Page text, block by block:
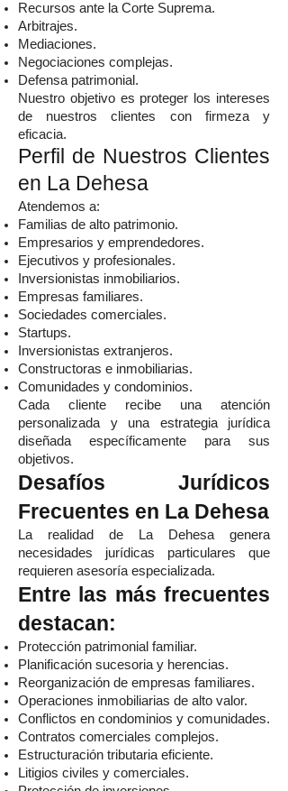
Recursos ante la Corte Suprema.
Arbitrajes.
Mediaciones.
Negociaciones complejas.
Defensa patrimonial.
Nuestro objetivo es proteger los intereses
de nuestros clientes con firmeza y
eficacia.
Perfil de Nuestros Clientes
en La Dehesa
Atendemos a:
Familias de alto patrimonio.
Empresarios y emprendedores.
Ejecutivos y profesionales.
Inversionistas inmobiliarios.
Empresas familiares.
Sociedades comerciales.
Startups.
Inversionistas extranjeros.
Constructoras e inmobiliarias.
Comunidades y condominios.
Cada cliente recibe una atención
personalizada y una estrategia jurídica
diseñada específicamente para sus
objetivos.
Desafíos Jurídicos
Frecuentes en La Dehesa
La realidad de La Dehesa genera
necesidades jurídicas particulares que
requieren asesoría especializada.
Entre las más frecuentes
destacan:
Protección patrimonial familiar.
Planificación sucesoria y herencias.
Reorganización de empresas familiares.
Operaciones inmobiliarias de alto valor.
Conflictos en condominios y comunidades.
Contratos comerciales complejos.
Estructuración tributaria eficiente.
Litigios civiles y comerciales.